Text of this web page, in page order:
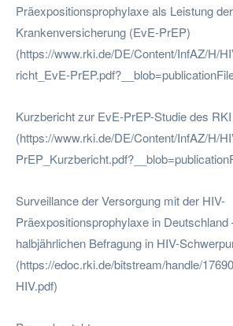
Präexpositionsprophylaxe als Leistung
Krankenversicherung (EvE-PrEP)
(https://www.rki.de/DE/Content/InfAZ/H/
richt_EvE-
Kurzbericht zur EvE-PrEP-Studie des RKI
(https://www.rki.de/DE/Content/InfAZ/H/
Surveillance der Versorgung mit der HIV-
Präexpositionsprophylaxe in
halbjährlichen Befragung in HIV-
(https://edoc.rki.de/bitstream/handle/
HIV.pdf)